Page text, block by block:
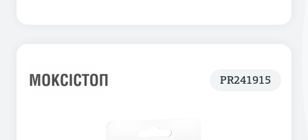
PR241915